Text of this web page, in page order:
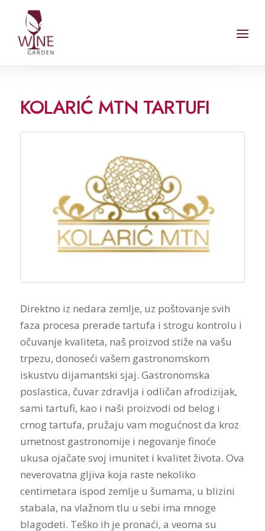
KOLARIĆ MTN TARTUFI
Direktno iz nedara zemlje, uz poštovanje svih
faza procesa prerade tartufa i strogu kontrolu i
očuvanje kvaliteta, naš proizvod stiže na vašu
trpezu, donoseći vašem gastronomskom
iskustvu dijamantski sjaj. Gastronomska
poslastica, čuvar zdravlja i odličan afrodizijak,
sami tartufi, kao i naši proizvodi od belog i
crnog tartufa, pružaju vam mogućnost da kroz
umetnost gastronomije i negovanje finoće
ukusa ojačate svoj imunitet i kvalitet života. Ova
neverovatna gljiva koja raste nekoliko
centimetara ispod zemlje u šumama, u blizini
stabala, na vlažnom tlu u sebi ima mnoge
blagodeti. Teško ih je pronaći, a veoma su